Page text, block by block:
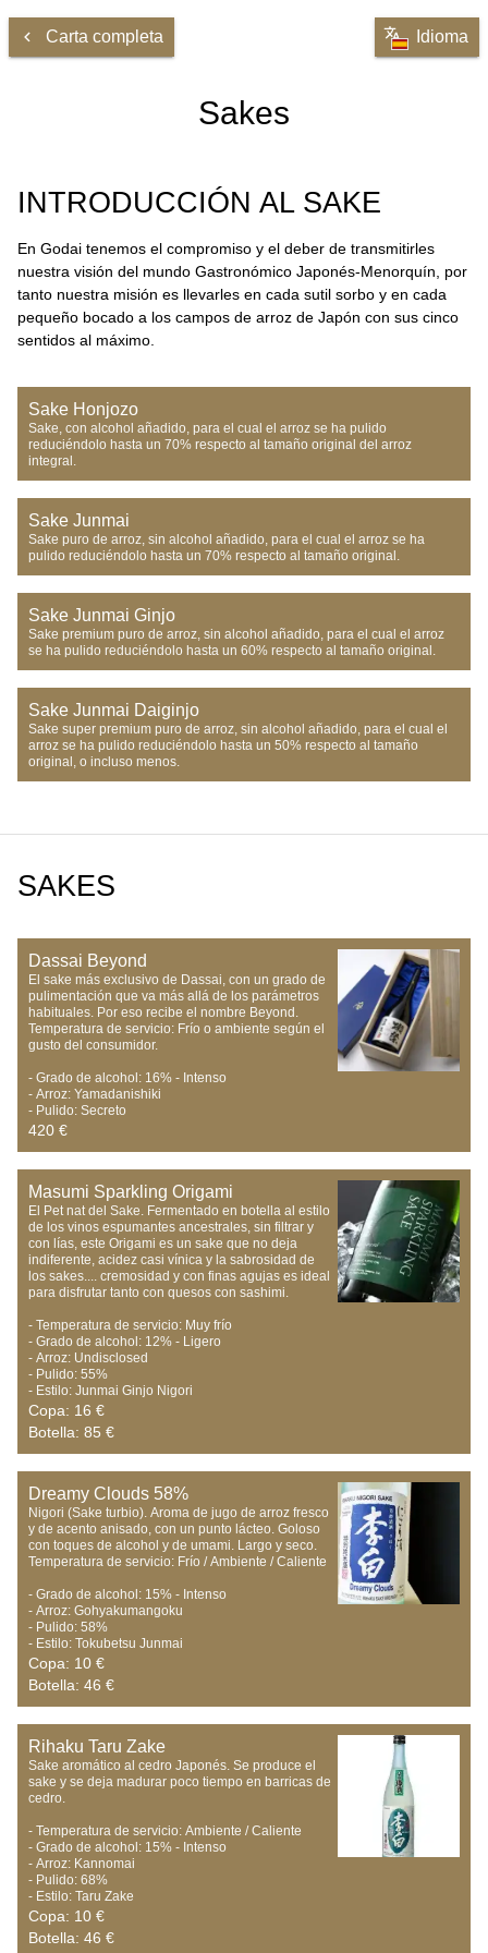
Carta completa Idioma
Sakes
INTRODUCCIÓN AL SAKE
En Godai tenemos el compromiso y el deber de transmitirles
nuestra visión del mundo Gastronómico Japonés-Menorquín, por
tanto nuestra misión es llevarles en cada sutil sorbo y en cada
pequeño bocado a los campos de arroz de Japón con sus cinco
sentidos al máximo.
Sake Honjozo
Sake, con alcohol añadido, para el cual el arroz se ha pulido
reduciéndolo hasta un 70% respecto al tamaño original del arroz
integral.
Sake Junmai
Sake puro de arroz, sin alcohol añadido, para el cual el arroz se ha
pulido reduciéndolo hasta un 70% respecto al tamaño original.
Sake Junmai Ginjo
Sake premium puro de arroz, sin alcohol añadido, para el cual el arroz
se ha pulido reduciéndolo hasta un 60% respecto al tamaño original.
Sake Junmai Daiginjo
Sake super premium puro de arroz, sin alcohol añadido, para el cual el
arroz se ha pulido reduciéndolo hasta un 50% respecto al tamaño
original, o incluso menos.
SAKES
Dassai Beyond
El sake más exclusivo de Dassai, con un grado de
pulimentación que va más allá de los parámetros
habituales. Por eso recibe el nombre Beyond.
Temperatura de servicio: Frío o ambiente según el
gusto del consumidor.
- Grado de alcohol: 16% - Intenso
- Arroz: Yamadanishiki
- Pulido: Secreto
420 €
Masumi Sparkling Origami
El Pet nat del Sake. Fermentado en botella al estilo
de los vinos espumantes ancestrales, sin filtrar y
con lías, este Origami es un sake que no deja
indiferente, acidez casi vínica y la sabrosidad de
los sakes.... cremosidad y con finas agujas es ideal
para disfrutar tanto con quesos con sashimi.
- Temperatura de servicio: Muy frío
- Grado de alcohol: 12% - Ligero
- Arroz: Undisclosed
- Pulido: 55%
- Estilo: Junmai Ginjo Nigori
Copa: 16 €
Botella: 85 €
Dreamy Clouds 58%
Nigori (Sake turbio). Aroma de jugo de arroz fresco
y de acento anisado, con un punto lácteo. Goloso
con toques de alcohol y de umami. Largo y seco.
Temperatura de servicio: Frío / Ambiente / Caliente
- Grado de alcohol: 15% - Intenso
- Arroz: Gohyakumangoku
- Pulido: 58%
- Estilo: Tokubetsu Junmai
Copa: 10 €
Botella: 46 €
Rihaku Taru Zake
Sake aromático al cedro Japonés. Se produce el
sake y se deja madurar poco tiempo en barricas de
cedro.
- Temperatura de servicio: Ambiente / Caliente
- Grado de alcohol: 15% - Intenso
- Arroz: Kannomai
- Pulido: 68%
- Estilo: Taru Zake
Copa: 10 €
Botella: 46 €